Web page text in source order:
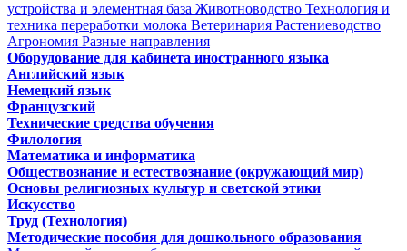
устройства и элементная база Животноводство Технология и
техника переработки молока Ветеринария Растениеводство
Агрономия Разные направления
Оборудование для кабинета иностранного языка
Английский язык
Немецкий язык
Французский
Технические средства обучения
Филология
Математика и информатика
Обществознание и естествознание (окружающий мир)
Основы религиозных культур и светской этики
Искусство
Труд (Технология)
Методические пособия для дошкольного образования